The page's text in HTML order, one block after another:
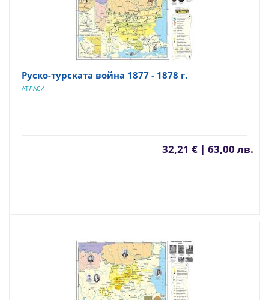
Руско-турската война 1877 - 1878 г.
АТЛАСИ
32,21 € | 63,00 лв.